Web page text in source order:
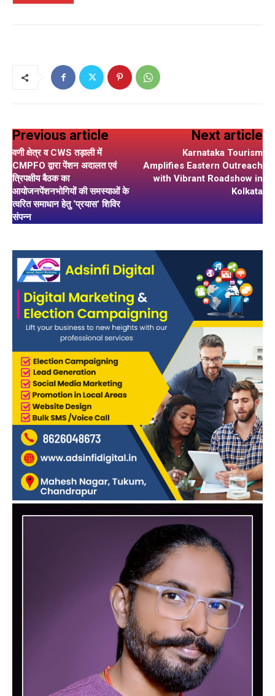
Previous article
वणी क्षेत्र व CWS तड़ाली में
CMPFO द्वारा पेंशन अदालत एवं
त्रिपक्षीय बैठक का
आयोजनपेंशनभोगियों की समस्याओं के
त्वरित समाधान हेतु ‘प्रयास’ शिविर
संपन्न
Next article
Karnataka Tourism
Amplifies Eastern Outreach
with Vibrant Roadshow in
Kolkata